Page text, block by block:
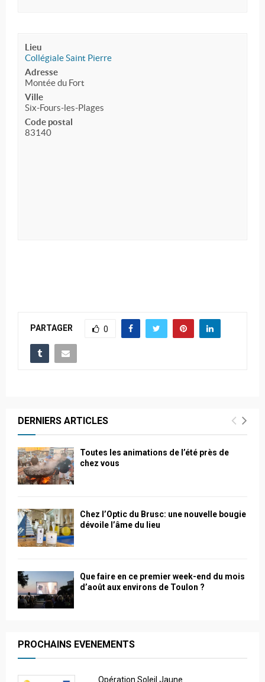
Lieu
Collégiale Saint Pierre
Adresse
Montée du Fort
Ville
Six-Fours-les-Plages
Code postal
83140
PARTAGER 0
DERNIERS ARTICLES
Toutes les animations de l’été près de
chez vous
Chez l’Optic du Brusc: une nouvelle bougie
dévoile l’âme du lieu
Que faire en ce premier week-end du mois
d’août aux environs de Toulon ?
PROCHAINS EVENEMENTS
Opération Soleil Jaune